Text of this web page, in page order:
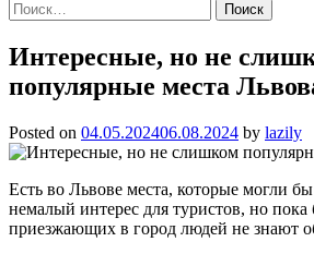
Найти:
Интересные, но не
популярные места
Posted on 04.05.202406.08.2024 by lazily
Есть во Львове места, которые могли бы
немалый интерес для туристов, но
приезжающих в город людей не знают